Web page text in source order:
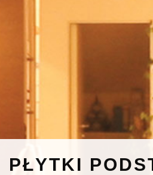
PŁYTKI